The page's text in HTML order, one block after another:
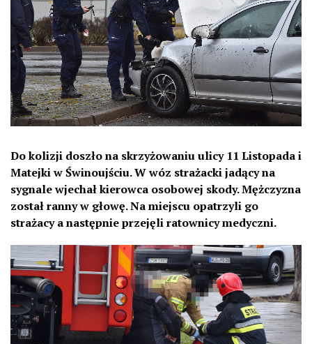
Do kolizji doszło na skrzyżowaniu ulicy 11 Listopada i
Matejki w Świnoujściu. W wóz strażacki jadący na
sygnale wjechał kierowca osobowej skody. Mężczyzna
został ranny w głowę. Na miejscu opatrzyli go
strażacy a następnie przejęli ratownicy medyczni.